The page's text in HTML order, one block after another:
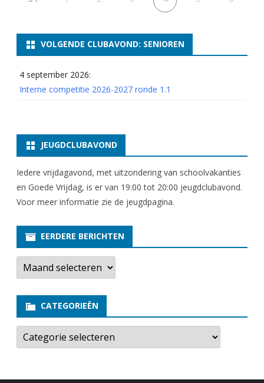
VOLGENDE CLUBAVOND: SENIOREN
4 september 2026:
Interne competitie 2026-2027 ronde 1.1
JEUGDCLUBAVOND
Iedere vrijdagavond, met uitzondering van schoolvakanties
en Goede Vrijdag, is er van 19:00 tot 20:00 jeugdclubavond.
Voor meer informatie zie de jeugdpagina.
EERDERE BERICHTEN
E
r
e
e
b
r
CATEGORIEËN
C
t
o